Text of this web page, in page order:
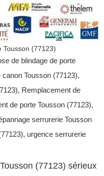
Tousson (77123)
de blindage de porte
Tousson (77123),
Remplacement de
de porte Tousson (77123),
serrurerie Tousson
urgence serrurerie
(77123) sérieux